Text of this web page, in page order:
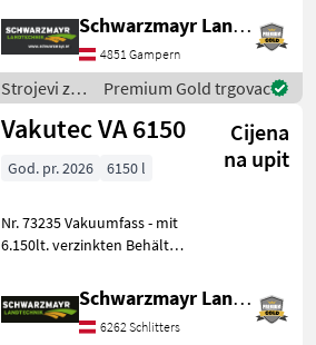
Vogelsang VX 186/184 - s
usisnim priključkom od 8",
3-smjernim ventilom NW
200 - s tandem os
Schwarzmayr Landtechnik GmbH - Gampern
4851 Gampern
Strojevi za
đubrenje,
gnojenje i
/ Vakutec
Premium Gold trgovac
Vakutec VA 6150
Cijena
na upit
God. pr. 2026 6150 l
Nr. 73235 Vakuumfass - mit
6.150lt. verzinkten Behälter
Beleuchtung nach StVo.
Kompressor/Überlauf -
Kompressorumschaltung
Schwarzmayr Landtechnik GmbH - Schlitters
6262 Schlitters